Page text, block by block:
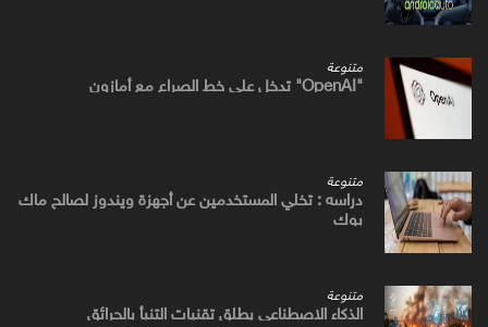
متنوعة
"OpenAI" تدخل علي خط الصراع مع أمازون
متنوعة
دراسه : تخلي المستخدمين عن أجهزة ويندوز لصالح ماك
بوك
متنوعة
الذكاء الاصطناعي يطلق تقنيات التنبأ بالحرائق